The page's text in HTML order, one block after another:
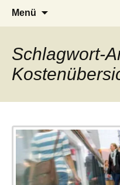
LUCKX
– das Magazin
Menü
Schlagwort-